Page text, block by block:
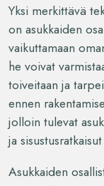
Yksi merkittävä
on asukkaiden
vaikuttamaan
he voivat
toiveitaan ja
ennen
jolloin tulevat
ja
Asukkaiden